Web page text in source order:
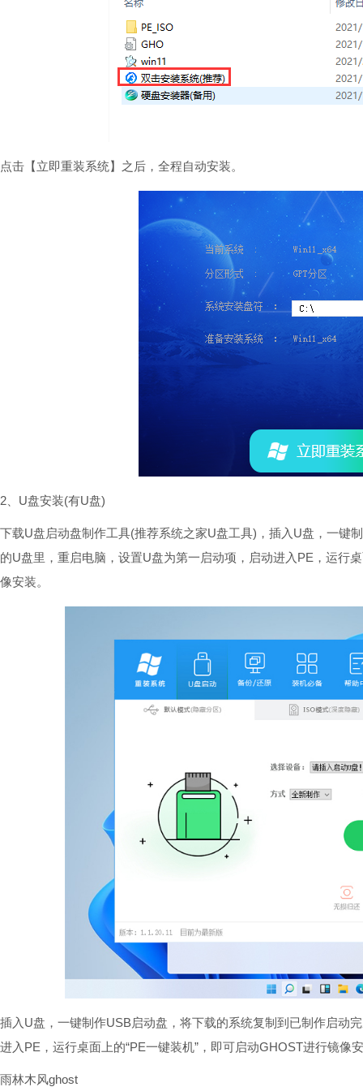
点击【立即重装系统】之后，全程自动安装。
2、U盘安装(有U盘)
下载U盘启动盘制作工具(推荐系统之家U盘工具)，插入U盘，一键
的U盘里，重启电脑，设置U盘为第一启动项，启动进入PE，运行
像安装。
插入U盘，一键制作USB启动盘，将下载的系统复制到已制作启动
进入PE，运行桌面上的“PE一键装机”，即可启动GHOST进行镜像
雨林木风ghost